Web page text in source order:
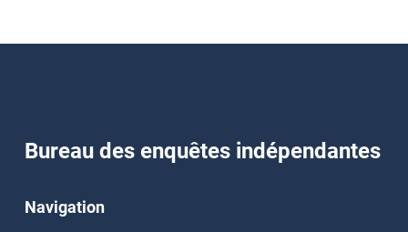
Bureau des enquêtes indépendantes
Navigation